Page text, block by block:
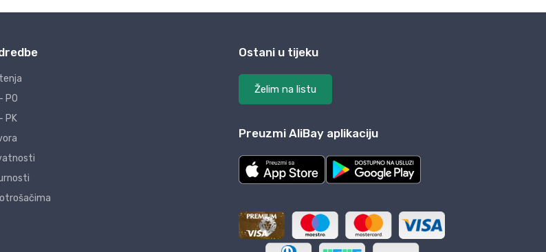
PO
PK
Ostani u tijeku
Želim na listu
Preuzmi AliBay aplikaciju